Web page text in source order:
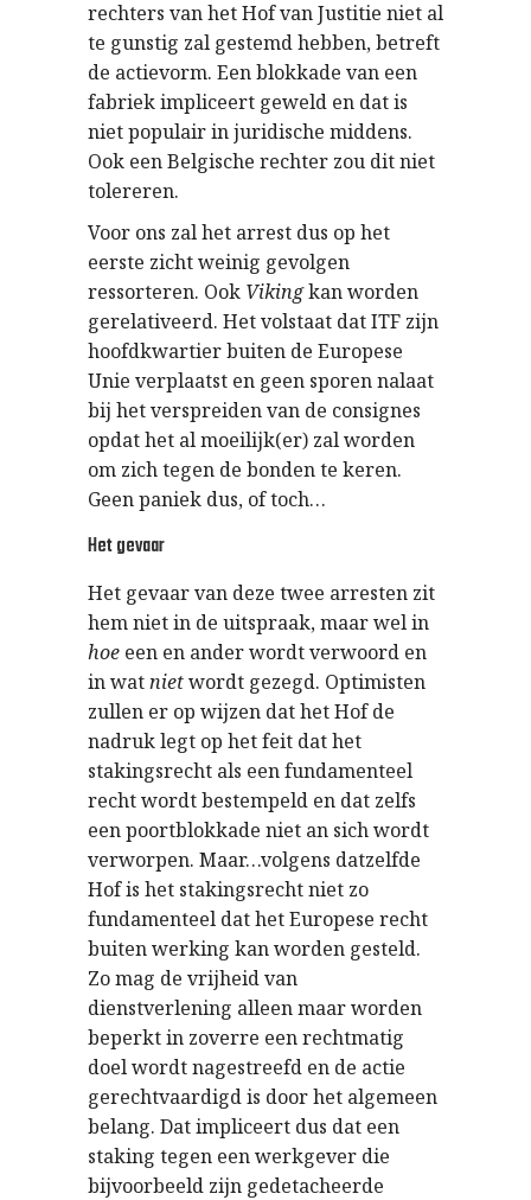
rechters van het Hof van Justitie niet al
te gunstig zal gestemd hebben, betreft
de actievorm. Een blokkade van een
fabriek impliceert geweld en dat is
niet populair in juridische middens.
Ook een Belgische rechter zou dit niet
tolereren.
Voor ons zal het arrest dus op het
eerste zicht weinig gevolgen
ressorteren. Ook Vikingkan worden
gerelativeerd. Het volstaat dat ITF zijn
hoofdkwartier buiten de Europese
Unie verplaatst en geen sporen nalaat
bij het verspreiden van de consignes
opdat het al moeilijk(er) zal worden
om zich tegen de bonden te keren.
Geen paniek dus, of toch…
Het gevaar
Het gevaar van deze twee arresten zit
hem niet in de uitspraak, maar wel in
hoe een en ander wordt verwoord en
in watnietwordt gezegd. Optimisten
zullen er op wijzen dat het Hof de
nadruk legt op het feit dat het
stakingsrecht als een fundamenteel
recht wordt bestempeld en dat zelfs
een poortblokkade niet an sich wordt
verworpen. Maar…volgens datzelfde
Hof is het stakingsrecht niet zo
fundamenteel dat het Europese recht
buiten werking kan worden gesteld.
Zo mag de vrijheid van
dienstverlening alleen maar worden
beperkt in zoverre een rechtmatig
doel wordt nagestreefd en de actie
gerechtvaardigd is door het algemeen
belang. Dat impliceert dus dat een
staking tegen een werkgever die
bijvoorbeeld zijn gedetacheerde